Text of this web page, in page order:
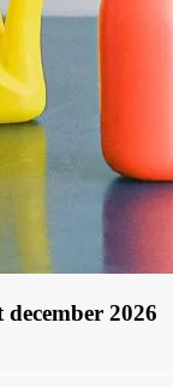
2026